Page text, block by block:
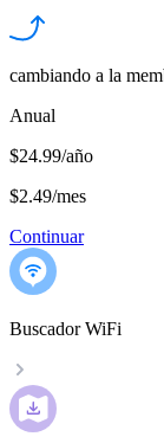
cambiando a la
Anual
$24.99/año
$2.49/mes
Continuar
Buscador WiFi